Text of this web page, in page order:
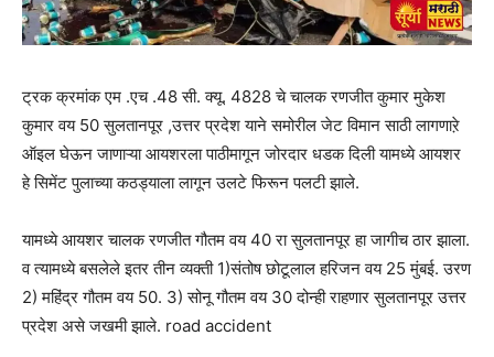
ट्रक क्रमांक एम .एच .48 सी. क्यू. 4828 चे चालक रणजीत कुमार मुकेश
कुमार वय 50 सुलतानपूर ,उत्तर प्रदेश याने समोरील जेट विमान साठी लागणाऱे
ऑइल घेऊन जाणाऱ्या आयशरला पाठीमागून जोरदार धडक दिली यामध्ये आयशर
हे सिमेंट पुलाच्या कठड्याला लागून उलटे फिरून पलटी झाले.
यामध्ये आयशर चालक रणजीत गौतम वय 40 रा सुलतानपूर हा जागीच ठार झाला.
व त्यामध्ये बसलेले इतर तीन व्यक्ती 1)संतोष छोटूलाल हरिजन वय 25 मुंबई. उरण
2) महिंद्र गौतम वय 50. 3) सोनू गौतम वय 30 दोन्ही राहणार सुलतानपूर उत्तर
प्रदेश असे जखमी झाले. road accident